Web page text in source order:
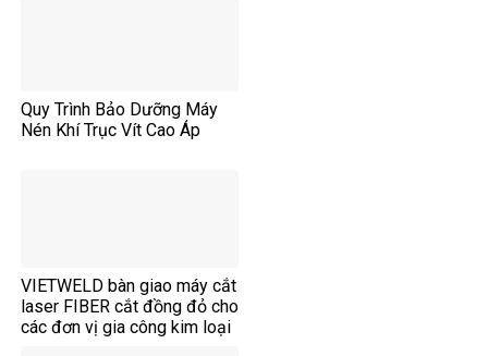
Quy Trình Bảo Dưỡng Máy
Nén Khí Trục Vít Cao Áp
VIETWELD bàn giao máy cắt
laser FIBER cắt đồng đỏ cho
các đơn vị gia công kim loại